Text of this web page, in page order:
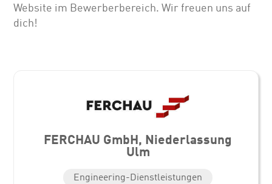
Website im Bewerberbereich. Wir freuen uns auf
dich!
FERCHAU GmbH, Niederlassung
Ulm
Engineering-Dienstleistungen